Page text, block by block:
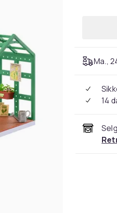
Ma.,
14